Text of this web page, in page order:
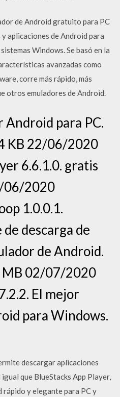
de Android gratuito para PC
aplicaciones de Android para
Windows. Se basó en la
avanzadas como
corre más rápido, más
otros emuladores de Android.
Android para PC.
KB 22/06/2020
6.6.1.0. gratis
06/2020
1.0.0.1.
descarga de
de Android.
MB 02/07/2020
El mejor
para Windows.
descargar aplicaciones
que BlueStacks App Player,
rápido y elegante para PC y